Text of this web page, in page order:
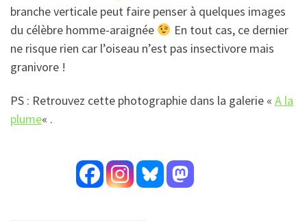
branche verticale peut faire penser à quelques images
du célèbre homme-araignée
En tout cas, ce dernier
ne risque rien car l’oiseau n’est pas insectivore mais
granivore !
PS : Retrouvez cette photographie dans la galerie « A la
plume« .